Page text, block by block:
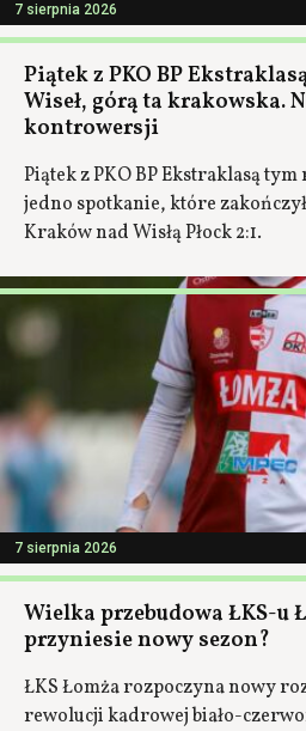
7 sierpnia 2026
Piątek z PKO BP
Wiseł, górą ta krakowska.
kontrowersji
Piątek z PKO BP Ekstraklasą
jedno spotkanie, które
Kraków nad Wisłą Płock 2:1.
7 sierpnia 2026
Wielka przebudowa ŁKS-u
przyniesie nowy sezon?
ŁKS Łomża rozpoczyna nowy
rewolucji kadrowej biało-